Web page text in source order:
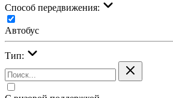
Cпособ передвижения:
Автобус
Тип: